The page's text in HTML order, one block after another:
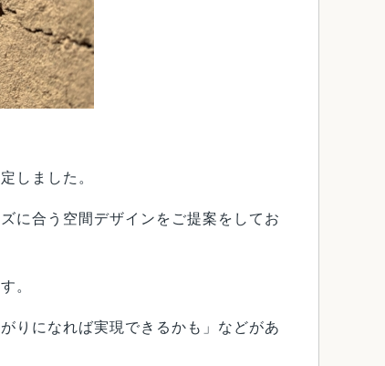
しました。
に合う空間デザインをご提案をしてお
。
りになれば実現できるかも」などがあ